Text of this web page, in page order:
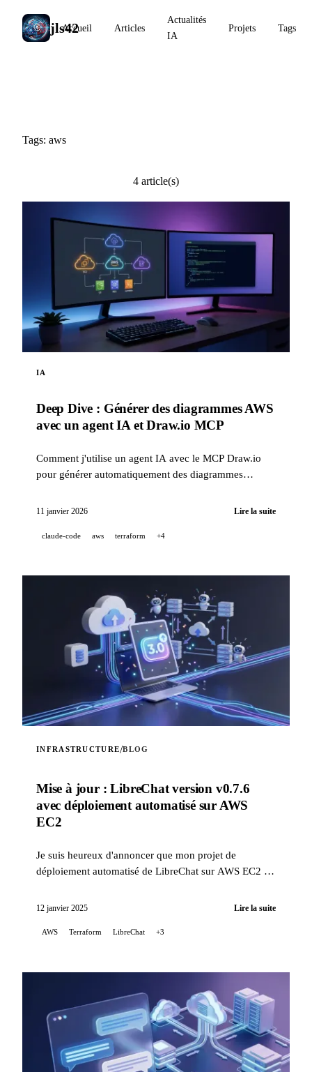
jls42
Accueil Articles
Actualités
IA
Projets Tags
Tags: aws
4 article(s)
IA
Deep Dive : Générer des diagrammes AWS
avec un agent IA et Draw.io MCP
Comment j'utilise un agent IA avec le MCP Draw.io
pour générer automatiquement des diagrammes
Draw.io.
11 janvier 2026 Lire la suite
claude-code aws terraform +4
INFRASTRUCTURE/BLOG
Mise à jour : LibreChat version v0.7.6
avec déploiement automatisé sur AWS
EC2
Je suis heureux d'annoncer que mon projet de
déploiement automatisé de LibreChat sur AWS EC2 a
changement...
12 janvier 2025 Lire la suite
AWS Terraform LibreChat +3